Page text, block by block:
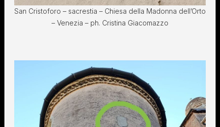
San Cristoforo – sacrestia – Chiesa della Madonna dell’Orto
– Venezia – ph. Cristina Giacomazzo